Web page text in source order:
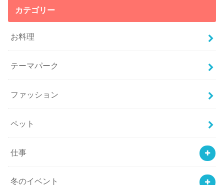
カテゴリー
お料理
テーマパーク
ファッション
ペット
仕事
冬のイベント